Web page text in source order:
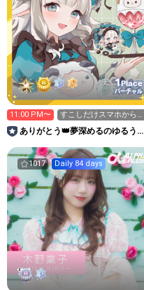
1Place
バーチャル
11:00 PM〜
すこしだけスマホから🙏
デイリーグリタ確保した
い🥲
ありがとう👑夢深めるのゆるうた
1017 Daily 84 days